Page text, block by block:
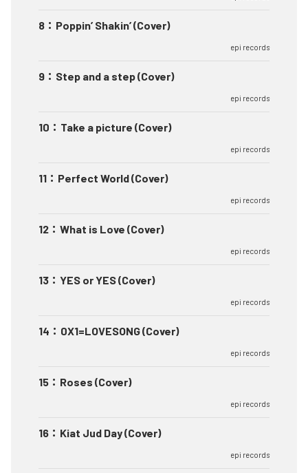
8 ： Poppin’ Shakin’ (Cover)
epi records
9 ： Step and a step (Cover)
epi records
10 ： Take a picture (Cover)
epi records
11 ： Perfect World (Cover)
epi records
12 ： What is Love (Cover)
epi records
13 ： YES or YES (Cover)
epi records
14 ： 0X1=LOVESONG (Cover)
epi records
15 ： Roses (Cover)
epi records
16 ： Kiat Jud Day (Cover)
epi records